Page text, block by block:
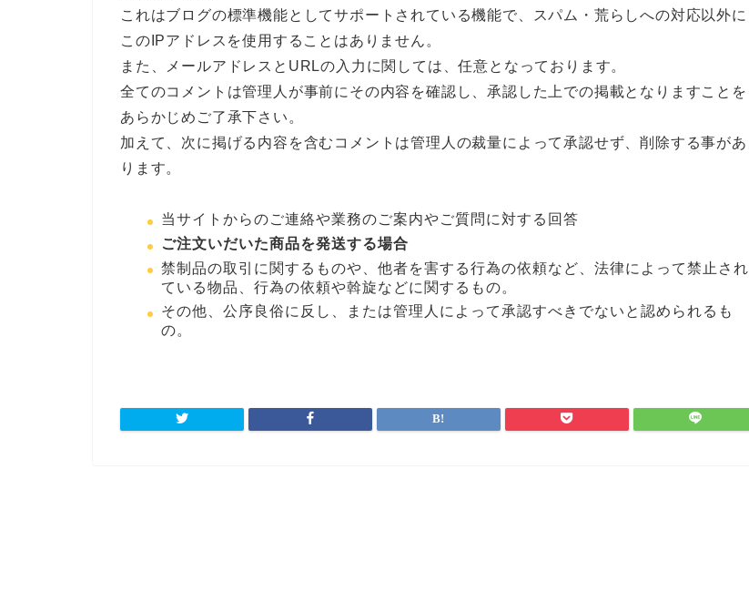
これはブログの標準機能としてサポートされている機能で、スパム・荒らしへの対応以外に
このIPアドレスを使用することはありません。
また、メールアドレスとURLの入力に関しては、任意となっております。
全てのコメントは管理人が事前にその内容を確認し、承認した上での掲載となりますことを
あらかじめご了承下さい。
加えて、次に掲げる内容を含むコメントは管理人の裁量によって承認せず、削除する事があ
ります。
当サイトからのご連絡や業務のご案内やご質問に対する回答
ご注文いだいた商品を発送する場合
禁制品の取引に関するものや、他者を害する行為の依頼など、法律によって禁止され
ている物品、行為の依頼や斡旋などに関するもの。
その他、公序良俗に反し、または管理人によって承認すべきでないと認められるも
の。